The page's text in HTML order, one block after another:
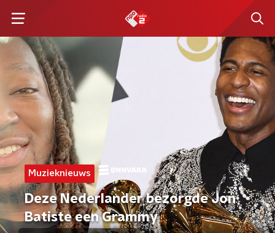
Muzieknieuws
Deze Nederlander bezorgde Jon
Batiste een Grammy